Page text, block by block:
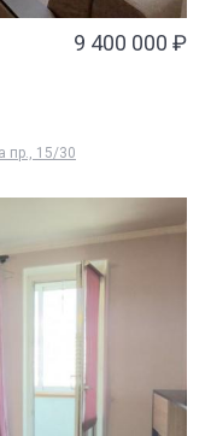
9 400 000 ₽
пр., 15/30